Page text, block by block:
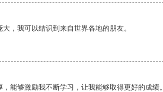
，我可以结识到来自世界各地的朋友。
能够激励我不断学习，让我能够取得更好的成绩。